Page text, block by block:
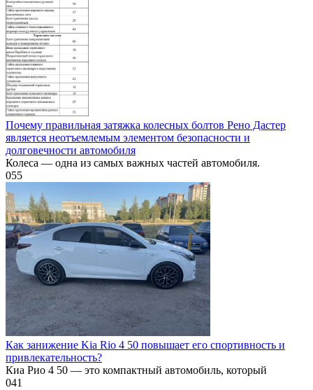
Почему правильная затяжка колесных болтов Рено Дастер
является неотъемлемым элементом безопасности и
долговечности автомобиля
Колеса — одна из самых важных частей автомобиля.
055
Как занижение Kia Rio 4 50 повышает его спортивность и
привлекательность?
Киа Рио 4 50 — это компактный автомобиль, который
041